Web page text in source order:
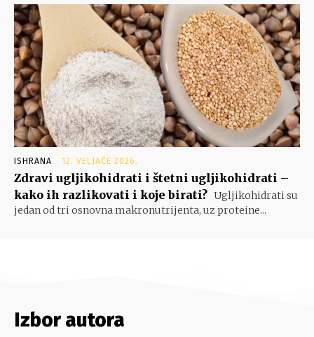
ISHRANA 12. VELJAČE 2026.
Zdravi ugljikohidrati i štetni ugljikohidrati –
kako ih razlikovati i koje birati? Ugljikohidrati su
jedan od tri osnovna makronutrijenta, uz proteine...
Izbor autora